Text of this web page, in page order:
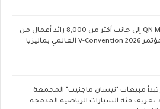
تشارك QN Maroc إلى جانب أكثر من 8,000 رائد أعمال من
مبيعات "نيسان ماجنيت" المجمعة
تعريف فئة السيارات الرياضية المدمجة